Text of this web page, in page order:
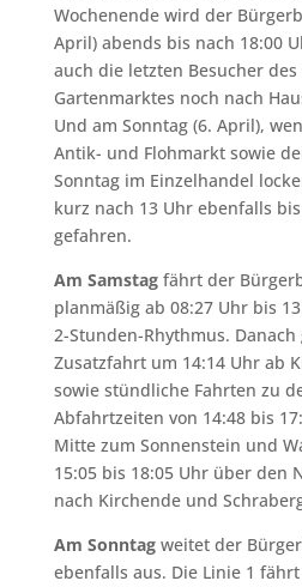
Wochenende wird der
April) abends bis nach 18:00
auch die letzten Besucher
Gartenmarktes noch nach
Und am Sonntag (6. April),
Antik- und Flohmarkt sowie
Sonntag im Einzelhandel
kurz nach 13 Uhr ebenfalls
gefahren.
Am Samstagfährt der
planmäßig ab 08:27 Uhr bis
2-Stunden-Rhythmus.
Zusatzfahrt um 14:14 Uhr ab
sowie stündliche Fahrten zu
Abfahrtzeiten von 14:48 bis
Mitte zum Sonnenstein und
15:05 bis 18:05 Uhr über den
nach Kirchende und
Am Sonntagweitet der
ebenfalls aus. Die Linie 1